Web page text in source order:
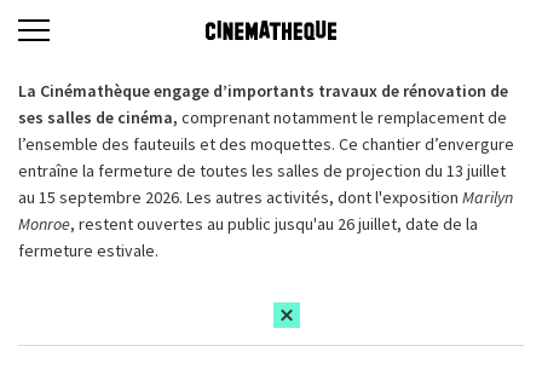
La Cinémathèque engage d’importants travaux de rénovation de
ses salles de cinéma, comprenant notamment le remplacement de
l’ensemble des fauteuils et des moquettes. Ce chantier d’envergure
entraîne la fermeture de toutes les salles de projection du 13 juillet
au 15 septembre 2026. Les autres activités, dont l'exposition Marilyn
Monroe, restent ouvertes au public jusqu'au 26 juillet, date de la
fermeture estivale.